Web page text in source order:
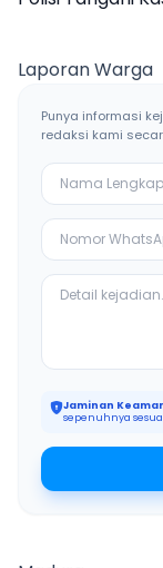
Laporan Warga
Punya informasi
redaksi kami
Jaminan
sepenuhnya